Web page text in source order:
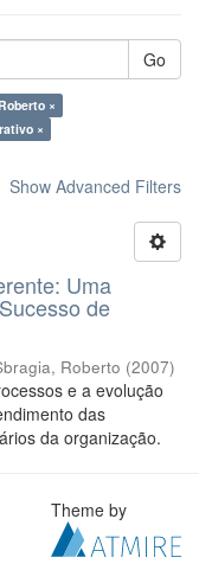
Go
×
×
Show Advanced Filters
Uma
de
Roberto (2007)
e a evolução
das
da organização.
Theme by